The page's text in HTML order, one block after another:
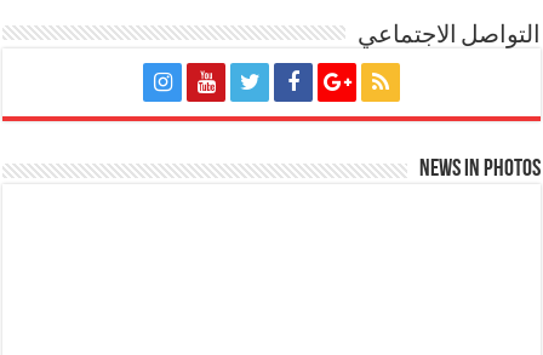
التواصل الاجتماعي
News in Photos